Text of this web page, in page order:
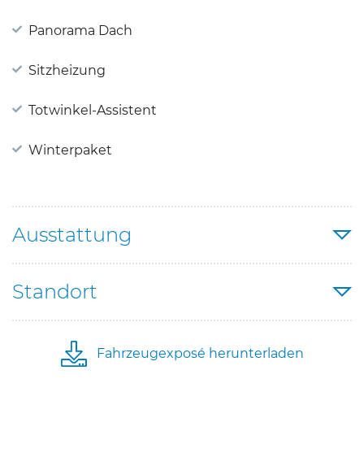
Panorama Dach
Sitzheizung
Totwinkel-Assistent
Winterpaket
Ausstattung
Standort
Fahrzeugexposé herunterladen